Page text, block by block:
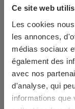
Ce site web
Les cookies
les annonces,
médias sociaux
également des
avec nos
d'analyse, qui
informations que
ENTREPÔT
Polígono
Manzana 12-C
VOIR